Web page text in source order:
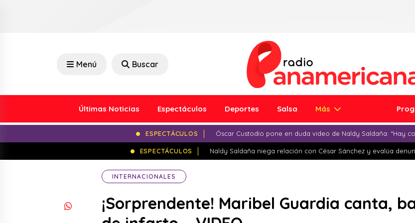
Menú Buscar
Últimas Noticias Espectáculos Deportes Salsa Más
ESPECTÁCULOS Óscar Custodio pone en duda video de Naldy Saldaña: “Hay
ESPECTÁCULOS Naldy Saldaña niega relación con César Sánchez y evalúa
INTERNACIONALES
¡Sorprendente! Maribel Guardia canta,